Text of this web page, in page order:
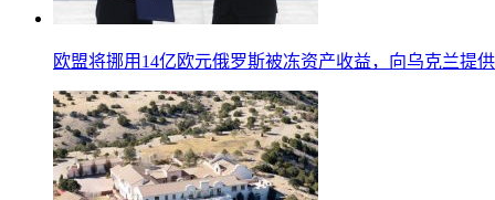
欧盟将挪用14亿欧元俄罗斯被冻资产收益，向乌克兰提